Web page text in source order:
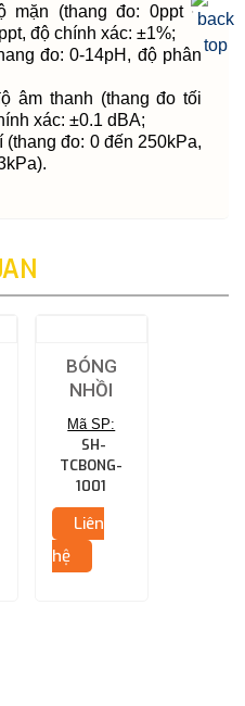
mặn (thang đo: 0ppt ~
độ chính xác: ±1%;
đo: 0-14pH, độ phân
âm thanh (thang đo tối
xác: ±0.1 dBA;
đo: 0 đến 250kPa,
BÓNG
NHỒI
Mã SP:
SH-
TCBONG-
1001
Liên
hệ